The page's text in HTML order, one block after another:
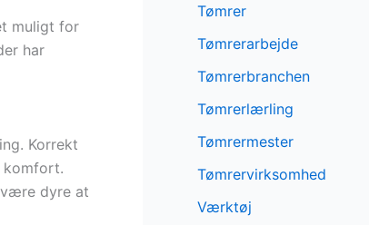
muligt for
har
Korrekt
komfort.
dyre at
Tømrer
Tømrerarbejde
Tømrerbranchen
Tømrerlærling
Tømrermester
Tømrervirksomhed
Værktøj